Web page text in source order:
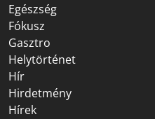
Egészség
Fókusz
Gasztro
Helytörténet
Hír
Hirdetmény
Hírek